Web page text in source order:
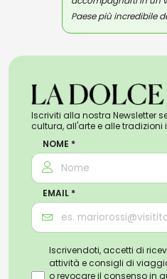
Paese più incredibile
Iscriviti alla nostra Newsletter
cultura, all'arte e alle tradizioni
NOME *
EMAIL *
Iscrivendoti, accetti di
attività e consigli di
o revocare il consenso in